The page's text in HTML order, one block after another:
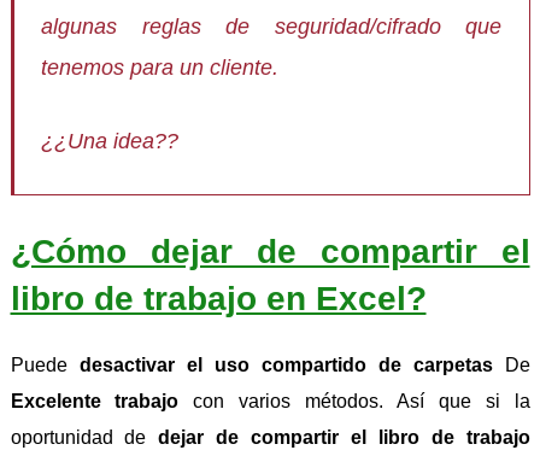
algunas reglas de seguridad/cifrado que
tenemos para un cliente.
¿¿Una idea??
¿Cómo dejar de compartir el
libro de trabajo en Excel?
Puede desactivar el uso compartido de carpetas
De
Excelente trabajocon varios métodos. Así que si la
oportunidad dedejar de compartir el libro de trabajo